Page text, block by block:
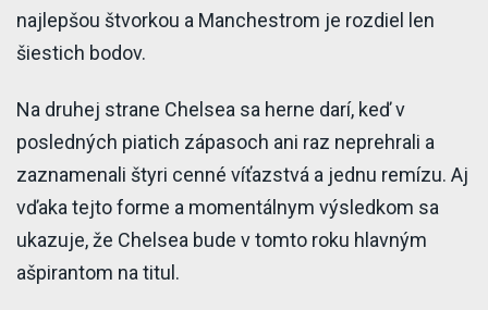
najlepšou štvorkou a Manchestrom je rozdiel len
šiestich bodov.
Na druhej strane Chelsea sa herne darí, keď v
posledných piatich zápasoch ani raz neprehrali a
zaznamenali štyri cenné víťazstvá a jednu remízu. Aj
vďaka tejto forme a momentálnym výsledkom sa
ukazuje, že Chelsea bude v tomto roku hlavným
ašpirantom na titul.